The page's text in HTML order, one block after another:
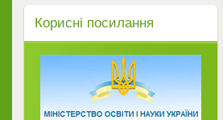
Корисні посилання